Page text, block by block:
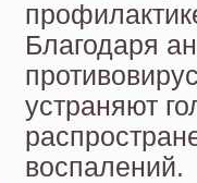
Благодаря
устраняют
воспалений.